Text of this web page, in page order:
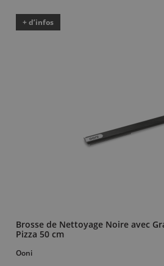
+ d’infos
Brosse de Nettoyage Noire avec
Pizza 50 cm
Ooni